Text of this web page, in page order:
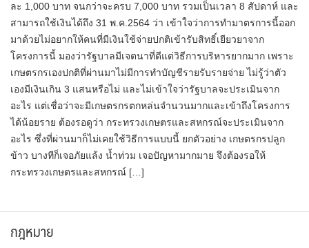
Search
for:
ละ 1,000 บาท จนกว่าจะครบ 7,000 บาท รวมเป็นเวลา 8 สัปดาห์ และ
สามารถใช้เงินได้ถึง 31 พ.ค.2564 ว่า เข้าใจว่าการทำมาตรการนี้ออก
มาด้วยไม่อยากให้คนที่มีเงินใช้จ่ายปกติเข้ารับสิทธิ์เยียวยาจาก
โครงการนี้ มองว่ารัฐบาลมีเจตนาที่ดีแต่วิธีการบริหารยากมาก เพราะ
เกษตรกรเองปกติที่ผ่านมาไม่มีการทำบัญชีรายรับรายจ่าย ไม่รู้ว่าตัว
เองมีเงินเกิน 3 แสนหรือไม่ และไม่เข้าใจว่ารัฐบาลจะประเมินจาก
อะไร แต่เชื่อว่าจะมีเกษตรกรตกหล่นจำนวนมากและเข้าถึงโครงการ
ได้น้อยราย ต้องรอดูว่า กระทรวงเกษตรและสหกรณ์จะประเมินจาก
อะไร ซึ่งที่ผ่านมาก็ไม่เคยใช้วิธีการแบบนี้ ยกตัวอย่าง เกษตรกรปลูก
ข้าว บางทีก็เจอภัยแล้ง น้ำท่วม เจอปัญหามากมาย จึงต้องรอให้
กระทรวงเกษตรและสหกรณ์ […]
กฎหมาย